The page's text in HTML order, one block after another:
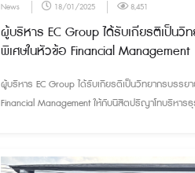
News 18/01/2025 8,451
ผู้บริหาร EC Group ได้รับเกียรติเป็นวิ
พิเศษในหัวข้อ Financial Management
ผู้บริหาร EC Group ได้รับเกียรติเป็นวิทยากรบรรย
Financial Management ให้กับนิสิตปริญาโทบริหาร